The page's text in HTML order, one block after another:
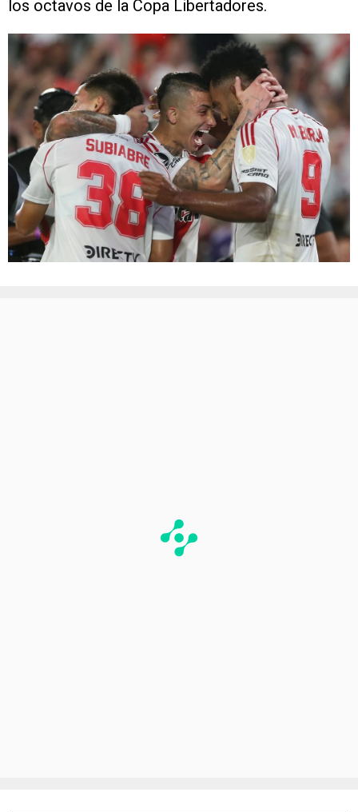
los octavos de la Copa Libertadores.